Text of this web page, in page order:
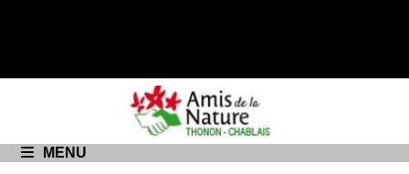
Passer
MENU